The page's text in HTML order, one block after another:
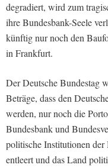
degradiert, wird zum
ihre Bundesbank-Seele
künftig nur noch den
in Frankfurt.
Der Deutsche Bundestag
Beträge, dass den
werden, nur noch die
Bundesbank und
politische Institutionen
entleert und das Land